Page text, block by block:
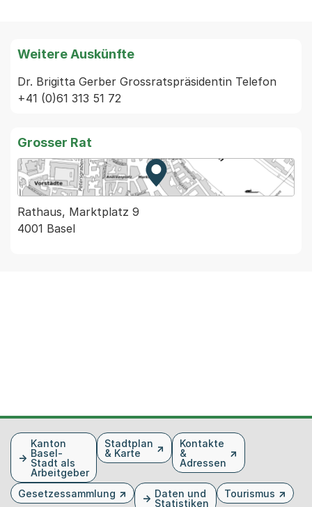
Weitere Auskünfte
Dr. Brigitta Gerber Grossratspräsidentin Telefon
+41 (0)61 313 51 72
Grosser Rat
Zur Karte von MapBS.
Externer Link, wird in einem
Rathaus, Marktplatz 9
4001 Basel
FusszeileKanton
Basel-
Stadt als
Arbeitgeber
Stadtplan
& Karte
Kontakte
&
Adressen
Gesetzessammlung
Daten und
Statistiken
Tourismus